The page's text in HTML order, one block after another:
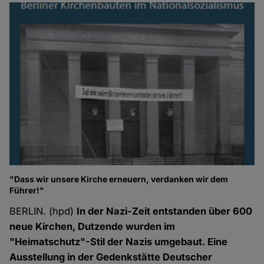
"Dass wir unsere Kirche erneuern, verdanken wir dem
Führer!"
BERLIN. (hpd) In der Nazi-Zeit entstanden über 600
neue Kirchen, Dutzende wurden im
"Heimatschutz"-Stil der Nazis umgebaut. Eine
Ausstellung in der Gedenkstätte Deutscher